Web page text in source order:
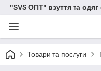
"SVS ОПТ" взуття та одяг
Товари та послуги